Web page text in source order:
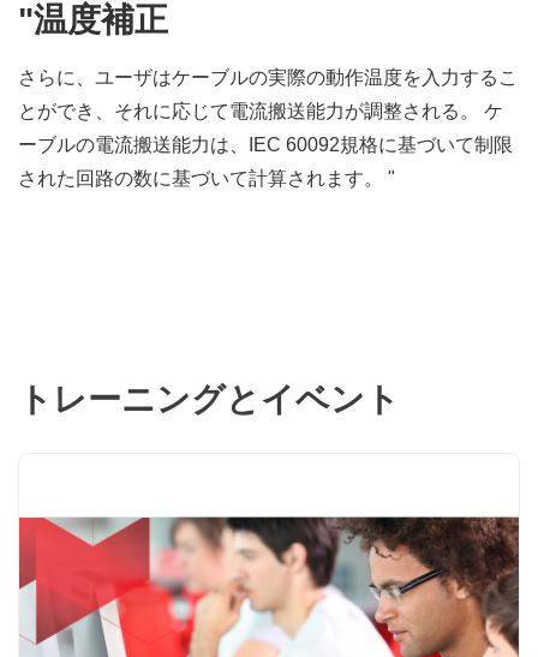
"温度補正
さらに、ユーザはケーブルの実際の動作温度を入力するこ
とができ、それに応じて電流搬送能力が調整される。 ケ
ーブルの電流搬送能力は、IEC 60092規格に基づいて制限
された回路の数に基づいて計算されます。 "
トレーニングとイベント